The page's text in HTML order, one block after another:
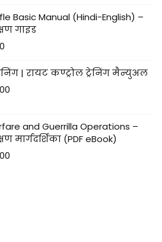
Basic Manual (Hindi-English) –
गाइड
| रायट कण्ट्रोल ट्रेनिंग मैन्युअल
and Guerrilla Operations –
मार्गदर्शिका (PDF eBook)